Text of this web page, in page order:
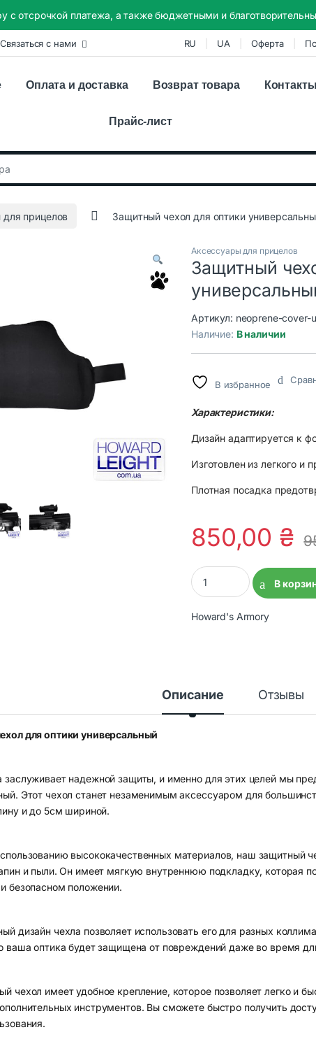
Связаться с нами RU UA Оферта
Оплата и доставка Возврат товара Контакты
Прайс-лист
прицелов Защитный чехол для оптики
Аксессуары для прицелов
Защитный
Артикул: neoprene-cover-
Наличие: В наличии
В избранное
Характеристики:
Дизайн адаптируется к
Изготовлен из легкого и
Плотная посадка
850,00 ₴
Защитный чехол для
В
Howard's Armory
Описание Отзывы
для оптики универсальный
заслуживает надежной защиты, и именно для этих целей мы
Этот чехол станет незаменимым аксессуаром для
и до 5см шириной.
высококачественных материалов, наш защитный
и пыли. Он имеет мягкую внутреннюю подкладку, которая
безопасном положении.
дизайн чехла позволяет использовать его для разных
ваша оптика будет защищена от повреждений даже во время
чехол имеет удобное крепление, которое позволяет легко и
инструментов. Вы сможете быстро получить
с отсрочкой платежа, а также бюджетными и